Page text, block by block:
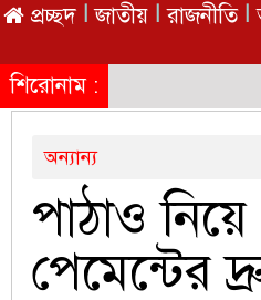
প্রচ্ছদ জাতীয় রাজনীতি
শিরোনাম :
অন্যান্য
পাঠাও
পেমেন্টের